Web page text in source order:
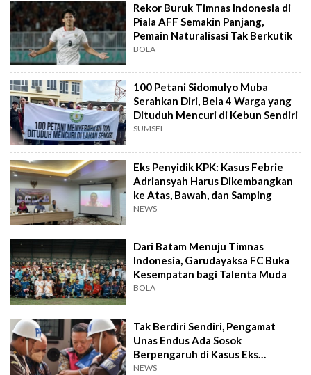
Rekor Buruk Timnas Indonesia di
Piala AFF Semakin Panjang,
Pemain Naturalisasi Tak Berkutik
BOLA
100 Petani Sidomulyo Muba
Serahkan Diri, Bela 4 Warga yang
Dituduh Mencuri di Kebun Sendiri
SUMSEL
Eks Penyidik KPK: Kasus Febrie
Adriansyah Harus Dikembangkan
ke Atas, Bawah, dan Samping
NEWS
Dari Batam Menuju Timnas
Indonesia, Garudayaksa FC Buka
Kesempatan bagi Talenta Muda
BOLA
Tak Berdiri Sendiri, Pengamat
Unas Endus Ada Sosok
Berpengaruh di Kasus Eks
Jampidsus
NEWS